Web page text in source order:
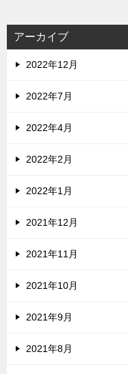
アーカイブ
2022年12月
2022年7月
2022年4月
2022年2月
2022年1月
2021年12月
2021年11月
2021年10月
2021年9月
2021年8月